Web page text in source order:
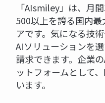
「AIsmiley」は、月
500以上を誇る国内
アです。気になる技
AIソリューションを
請求できます。企業
ットフォームとして
います。